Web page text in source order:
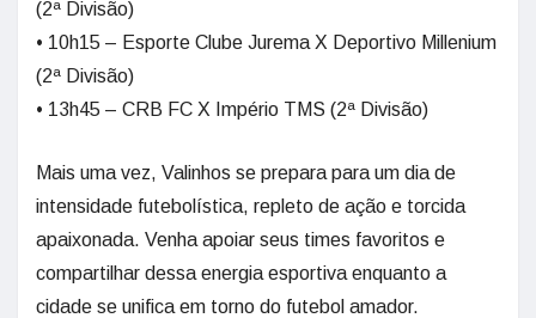
(2ª Divisão)
• 10h15 – Esporte Clube Jurema X Deportivo Millenium
(2ª Divisão)
• 13h45 – CRB FC X Império TMS (2ª Divisão)
Mais uma vez, Valinhos se prepara para um dia de
intensidade futebolística, repleto de ação e torcida
apaixonada. Venha apoiar seus times favoritos e
compartilhar dessa energia esportiva enquanto a
cidade se unifica em torno do futebol amador.